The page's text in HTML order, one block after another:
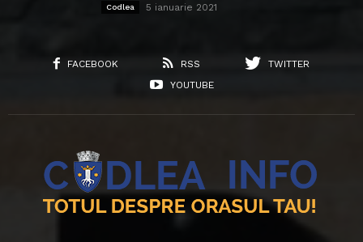
Codlea 5 ianuarie 2021
FACEBOOK RSS
TWITTER
YOUTUBE